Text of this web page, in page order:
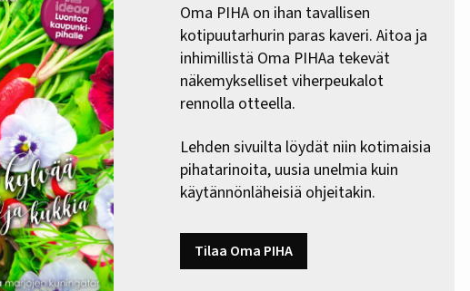
Oma PIHA on ihan tavallisen
kotipuutarhurin paras kaveri. Aitoa ja
inhimillistä Oma PIHAa tekevät
näkemykselliset viherpeukalot
rennolla otteella.
Lehden sivuilta löydät niin kotimaisia
pihatarinoita, uusia unelmia kuin
käytännönläheisiä ohjeitakin.
Tilaa Oma PIHA